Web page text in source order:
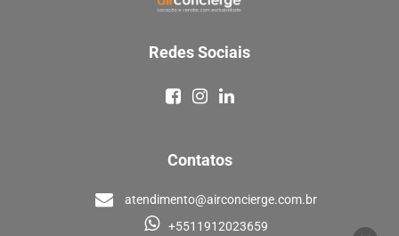
Redes Sociais
Contatos
atendimento@airconcierge.com.br
+5511912023659